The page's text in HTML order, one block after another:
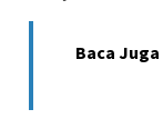
Baca Juga